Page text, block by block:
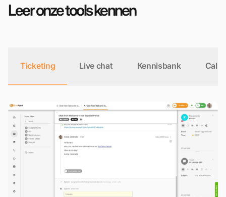
Leer onze tools kennen
Ticketing Live chat Kennisbank Call